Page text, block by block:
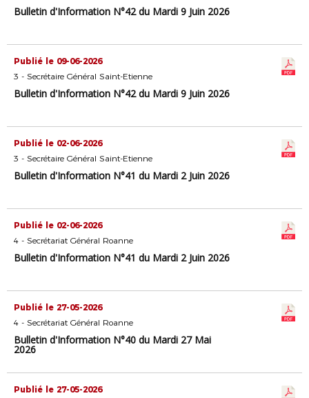
Bulletin d'Information N°42 du Mardi 9 Juin 2026
Publié le 09-06-2026
3 - Secrétaire Général Saint-Etienne
Bulletin d'Information N°42 du Mardi 9 Juin 2026
Publié le 02-06-2026
3 - Secrétaire Général Saint-Etienne
Bulletin d'Information N°41 du Mardi 2 Juin 2026
Publié le 02-06-2026
4 - Secrétariat Général Roanne
Bulletin d'Information N°41 du Mardi 2 Juin 2026
Publié le 27-05-2026
4 - Secrétariat Général Roanne
Bulletin d'Information N°40 du Mardi 27 Mai
2026
Publié le 27-05-2026